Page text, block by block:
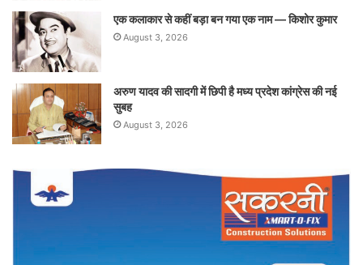
एक कलाकार से कहीं बड़ा बन गया एक नाम — किशोर कुमार
August 3, 2026
अरुण यादव की सादगी में छिपी है मध्य प्रदेश कांग्रेस की नई
सुबह
August 3, 2026